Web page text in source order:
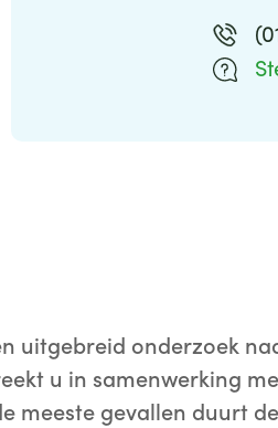
uitgebreid onderzoek
u in samenwerking
meeste gevallen duurt